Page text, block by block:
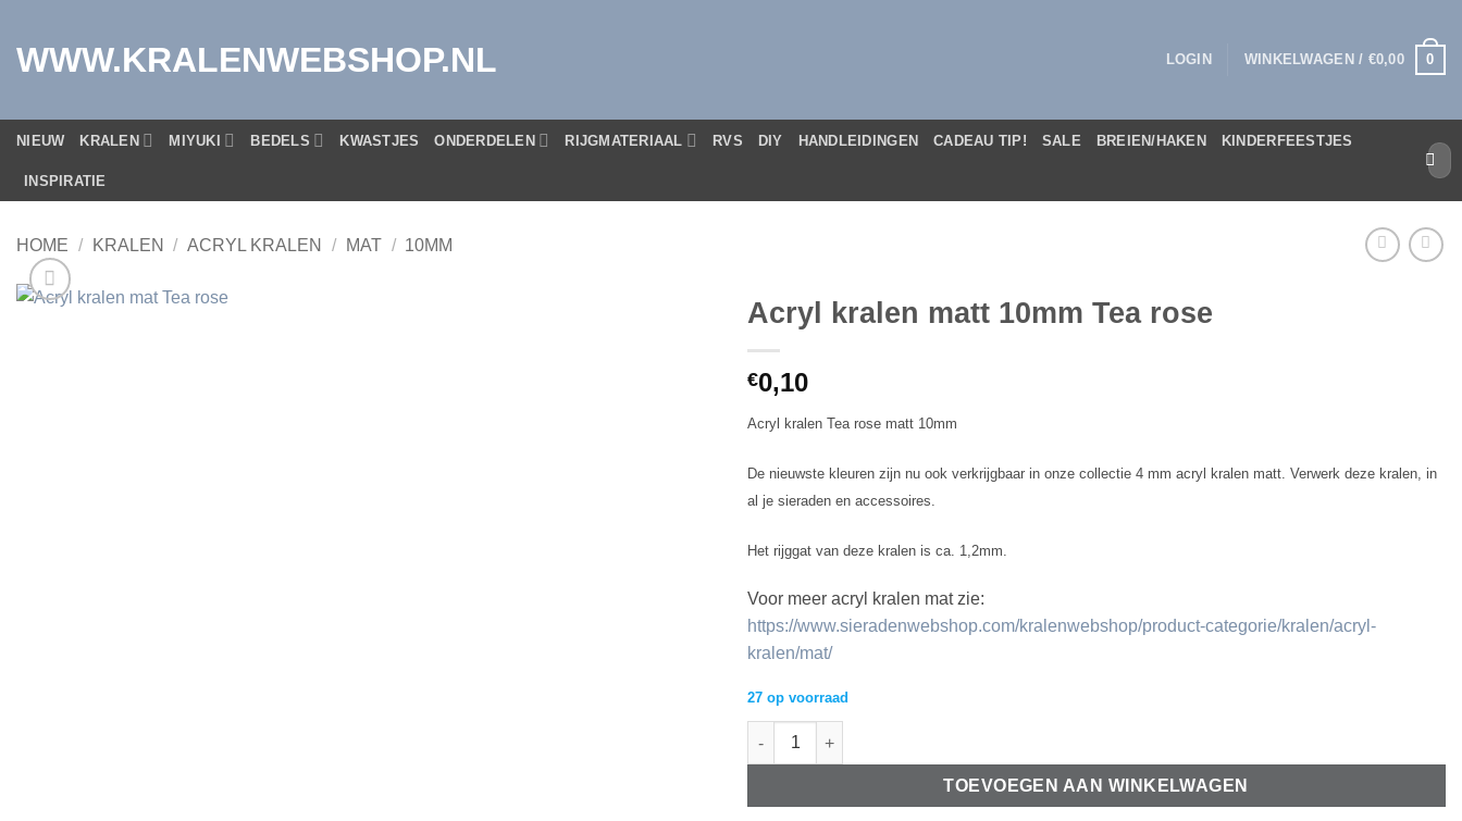
inhoud
WWW.KRALENWEBSHOP.NL LOGIN WINKELWAGEN / €0,00 0
NIEUW KRALEN MIYUKI BEDELS KWASTJES ONDERDELEN RIJGMATERIAAL RVS DIY HANDLEIDINGEN CADEAU TIP! SALE BREIEN/HAKEN KINDERFEESTJES
INSPIRATIE
naar:
HOME / KRALEN / ACRYL KRALEN / MAT / 10MM
Acryl kralen matt 10mm Tea rose
€0,10
Acryl kralen Tea rose matt 10mm
De nieuwste kleuren zijn nu ook verkrijgbaar in onze collectie 4 mm acryl kralen matt. Verwerk deze kralen, in
al je sieraden en accessoires.
Het rijggat van deze kralen is ca. 1,2mm.
Voor meer acryl kralen mat zie:
https://www.sieradenwebshop.com/kralenwebshop/product-categorie/kralen/acryl-
kralen/mat/
27 op voorraad
Acryl kralen matt 10mm Tea rose aantal
TOEVOEGEN AAN WINKELWAGEN